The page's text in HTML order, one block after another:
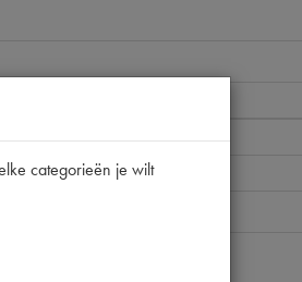
categorieën je wilt